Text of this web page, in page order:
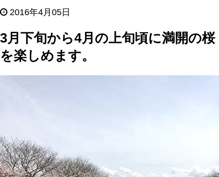
2016年4月05日
3月下旬から4月の上旬頃に満開の桜
を楽しめます。